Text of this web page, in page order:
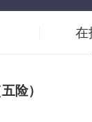
在
险）